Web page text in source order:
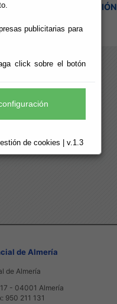
publicitarias para
click sobre el botón
de cookies | v.1.3
DE FORMACIÓN
de Almería
de Almería
- 04001 Almería
950 211 131